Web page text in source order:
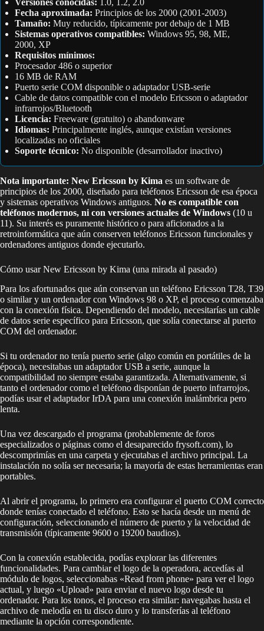
Versiones conocidas: 1.0, 1.2, 2.0
Fecha aproximada: Principios de los 2000 (2001-2003)
Tamaño: Muy reducido, típicamente por debajo de 1 MB
Sistemas operativos compatibles: Windows 95, 98, ME,
2000, XP
Requisitos mínimos:
Procesador 486 o superior
16 MB de RAM
Puerto serie COM disponible o adaptador USB-serie
Cable de datos compatible con el modelo Ericsson o adaptador
infrarrojos/Bluetooth
Licencia: Freeware (gratuito) o abandonware
Idiomas: Principalmente inglés, aunque existían versiones
localizadas no oficiales
Soporte técnico: No disponible (desarrollador inactivo)
Nota importante: New Ericsson by Kima es un software de
principios de los 2000, diseñado para teléfonos Ericsson de esa época
y sistemas operativos Windows antiguos. No es compatible con
teléfonos modernos, ni con versiones actuales de Windows (10 u
11). Su interés es puramente histórico o para aficionados a la
retroinformática que aún conserven teléfonos Ericsson funcionales y
ordenadores antiguos donde ejecutarlo.
Cómo usar New Ericsson by Kima (una mirada al pasado)
Para los afortunados que aún conservan un teléfono Ericsson T28, T39
o similar y un ordenador con Windows 98 o XP, el proceso comenzaba
con la conexión física. Dependiendo del modelo, necesitarías un cable
de datos serie específico para Ericsson, que solía conectarse al puerto
COM del ordenador.
Si tu ordenador no tenía puerto serie (algo común en portátiles de la
época), necesitabas un adaptador USB a serie, aunque la
compatibilidad no siempre estaba garantizada. Alternativamente, si
tanto el ordenador como el teléfono disponían de puerto infrarrojos,
podías usar el adaptador IrDA para una conexión inalámbrica pero
lenta.
Una vez descargado el programa (probablemente de foros
especializados o páginas como el desaparecido frysoft.com), lo
descomprimías en una carpeta y ejecutabas el archivo principal. La
instalación no solía ser necesaria; la mayoría de estas herramientas eran
portables.
Al abrir el programa, lo primero era configurar el puerto COM correcto
donde tenías conectado el teléfono. Esto se hacía desde un menú de
configuración, seleccionando el número de puerto y la velocidad de
transmisión (típicamente 9600 o 19200 baudios).
Con la conexión establecida, podías explorar las diferentes
funcionalidades. Para cambiar el logo de la operadora, accedías al
módulo de logos, seleccionabas «Read from phone» para ver el logo
actual, y luego «Upload» para enviar el nuevo logo desde tu
ordenador. Para los tonos, el proceso era similar: navegabas hasta el
archivo de melodía en tu disco duro y lo transferías al teléfono
mediante la opción correspondiente.